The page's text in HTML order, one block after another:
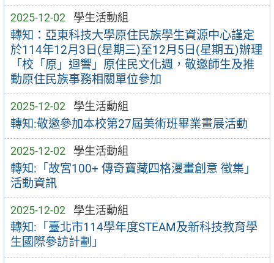
2025-12-02 學生活動組
轉知：亞東科技大學原住民族學生資源中心謹定
於114年12月3日(星期三)至12月5日(星期五)辦理
「校「原」迴響」原住民文化週，敬邀師生及推
動原住民族事務相關單位參加
2025-12-02 學生活動組
轉知:敬邀參加本校第27屆美術班畢業畫展活動
2025-12-02 學生活動組
轉知:「故宮100+ 傳奇寶藏四格漫畫創意 徵集」
活動資訊
2025-12-02 學生活動組
轉知:「臺北市114學年度STEAM及新科技教育學
生國際參訪計劃」